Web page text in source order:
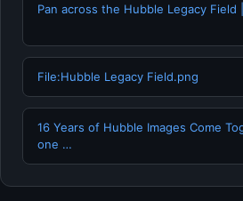
Pan across the Hubble Legacy Field
File:Hubble Legacy Field.png
16 Years of Hubble Images Come
one …